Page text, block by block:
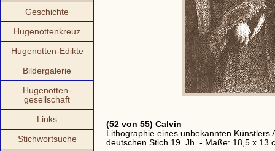
Geschichte
Hugenottenkreuz
Hugenotten-Edikte
Bildergalerie
Hugenotten-
gesellschaft
Links
Stichwortsuche
(52 von 55) Calvin
Lithographie eines unbekannten Künstlers
deutschen Stich 19. Jh. - Maße: 18,5 x 13